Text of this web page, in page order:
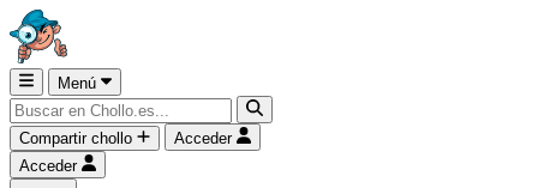
Menú
Compartir chollo
Acceder
Acceder